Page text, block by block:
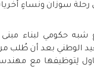
سوزان ونساءٍ
حكومي لبناء مبنى
الوطني بعد أن طُلب من
لِتوظيفها مع